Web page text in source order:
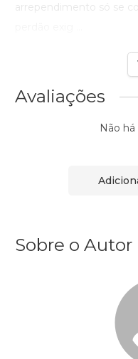
arrependimento só se
Avaliações
Não
Sobre o Autor